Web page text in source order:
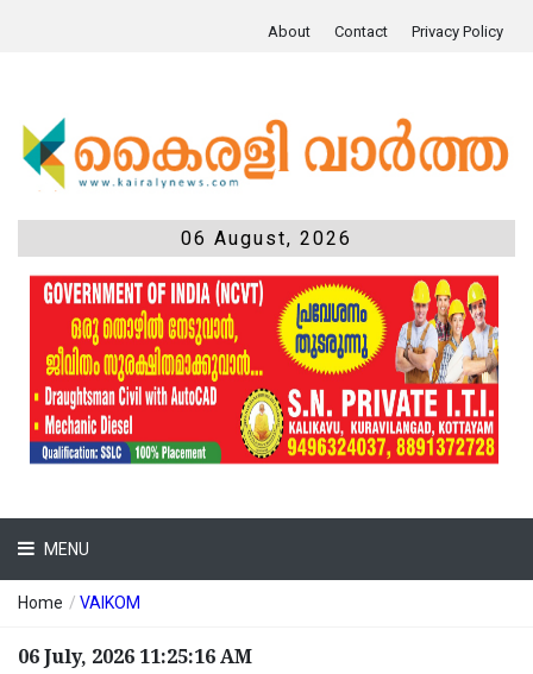
About Contact Privacy Policy
06 August, 2026
MENU
Home / VAIKOM
06 July, 2026 11:25:16 AM